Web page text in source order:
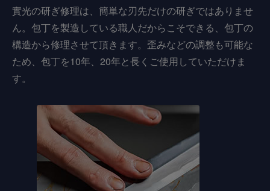
實光の研ぎ修理は、簡単な刃先だけの研ぎではありませ
ん。包丁を製造している職人だからこそできる、包丁の
構造から修理させて頂きます。歪みなどの調整も可能な
ため、包丁を10年、20年と長くご使用していただけま
す。